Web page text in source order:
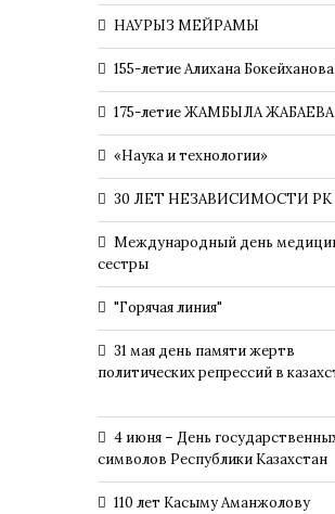
НАУРЫЗ МЕЙРАМЫ
155-летие Алихана Бокейханова
175-летие ЖАМБЫЛА ЖАБАЕВА
«Наука и технологии»
30 ЛЕТ НЕЗАВИСИМОСТИ РК
Международный день
сестры
"Горячая линия"
31 мая день памяти жертв
политических репрессий в
4 июня – День
символов Республики Казахстан
110 лет Касыму Аманжолову